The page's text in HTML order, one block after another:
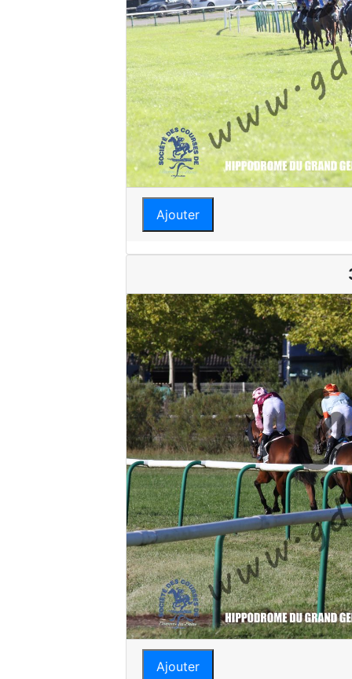
Ajouter
Ajouter